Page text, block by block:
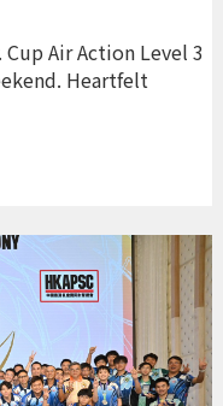
Air Action Level 3
Heartfelt